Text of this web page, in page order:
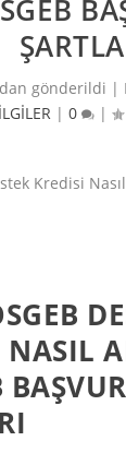
gönderildi |
| 0 |
NASIL